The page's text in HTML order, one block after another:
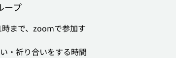
ープ
まで、zoomで参加す
・祈り合いをする時間